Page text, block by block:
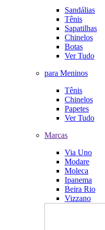
Sandálias
Tênis
Sapatilhas
Chinelos
Botas
Ver Tudo
para Meninos
Tênis
Chinelos
Papetes
Ver Tudo
Marcas
Via Uno
Modare
Moleca
Ipanema
Beira Rio
Vizzano